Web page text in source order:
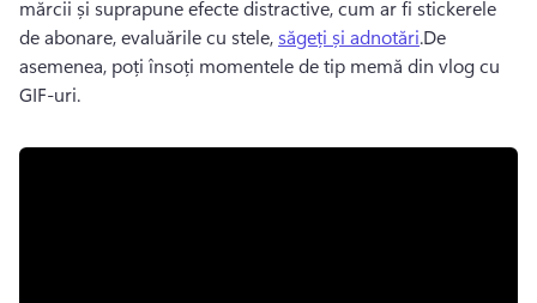
mărcii și suprapune efecte distractive, cum ar fi stickerele
de abonare, evaluările cu stele, săgeți și adnotări.De
GIF-uri.